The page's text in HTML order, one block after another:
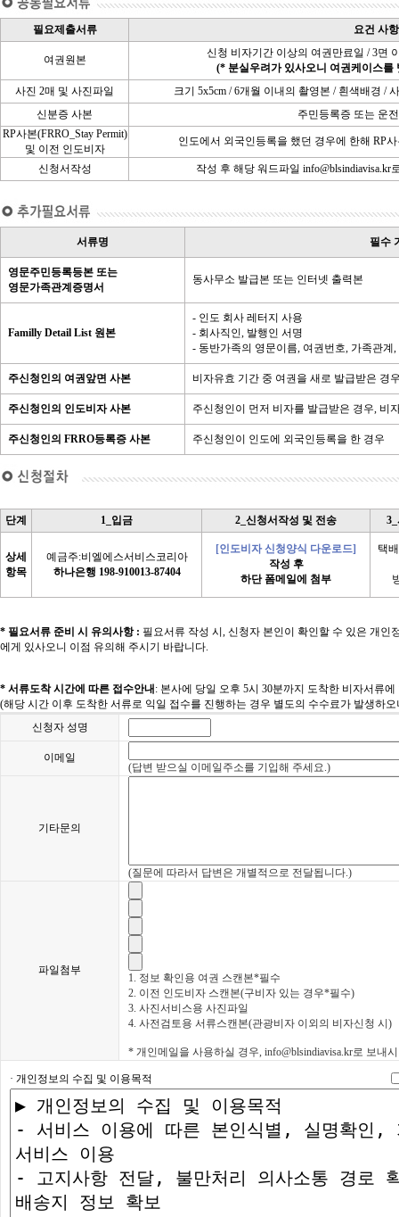
필요제출서류 요건 사항
여권원본
신청 비자기간 이상의 여권만료일 / 3면
(* 분실우려가 있사오니 여권케이스를
사진 2매 및 사진파일
크기 5x5cm / 6개월 이내의 촬영본 / 흰색배경 /
신분증 사본
주민등록증 또는 운
RP사본(FRRO_Stay Permit)
및 이전 인도비자
인도에서 외국인등록을 했던 경우에 한해 RP
신청서작성 작성 후 해당 워드파일 info@blsindiavisa.kr
서류명 필수
영문주민등록등본 또는
영문가족관계증명서
동사무소 발급본 또는 인터넷 출력본
Familly Detail List 원본
- 인도 회사 레터지 사용
- 회사직인, 발행인 서명
- 동반가족의 영문이름, 여권번호, 가족관계
주신청인의 여권앞면 사본 비자유효 기간 중 여권을 새로 발급받은 경
주신청인의 인도비자 사본 주신청인이 먼저 비자를 발급받은 경우, 비
주신청인의 FRRO등록증 사본 주신청인이 인도에 외국인등록을 한 경우
단계 1_입금 2_신청서작성 및 전송
상세
항목
예금주:비엘에스서비스코리아
하나은행 198-910013-87404
[인도비자 신청양식 다운로드]
작성 후
하단 폼메일에 첨부
택
* 필요서류 준비 시 유의사항 : 필요서류 작성 시, 신청자 본인이 확인할 수 있은 개
에게 있사오니 이점 유의해 주시기 바랍니다.
* 서류도착 시간에 따른 접수안내 : 본사에 당일 오후 5시 30분까지 도착한 비자서류
(해당 시간 이후 도착한 서류로 익일 접수를 진행하는 경우 별도의 수수료가 발생하
신청자 성명
이메일
(답변 받으실 이메일주소를 기입해 주세요.)
기타문의
(질문에 따라서 답변은 개별적으로 전달됩니다.)
파일첨부
1. 정보 확인용 여권 스캔본*필수
2. 이전 인도비자 스캔본(구비자 있는 경우*필수)
3. 사진서비스용 사진파일
4. 사전검토용 서류스캔본(관광비자 이외의 비자신청 시)
* 개인메일을 사용하실 경우, info@blsindiavisa.kr로 보내
· 개인정보의 수집 및 이용목적